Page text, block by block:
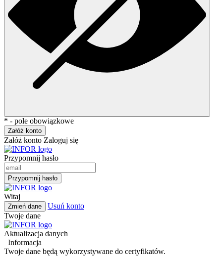
* - pole obowiązkowe
Załóż konto
Załóż konto Zaloguj się
Przypomnij hasło
Przypomnij hasło
Witaj
Zmień dane
Usuń konto
Twoje dane
Aktualizacja danych
Informacja
Twoje dane będą wykorzystywane do certyfikatów.